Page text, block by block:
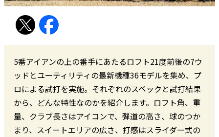
5番アイアンの上の番手にあたるロフト21度前後の7ウ
ッドとユーティリティの最新機種36モデルを集め、プ
ロによる試打を実施。それぞれのスペックと試打結果
から、どんな特性なのかを紹介します。ロフト角、重
量、クラブ長さはアイコンで、弾道の高さ、球のつか
まり、スイートエリアの広さ、打感はスライダー式の